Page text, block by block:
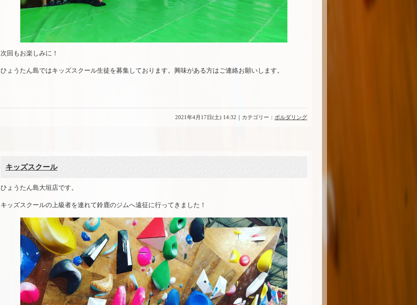
次回もお楽しみに！
ひょうたん島ではキッズスクール生徒を募集しております。興味がある方はご連絡お願いします。
2021年4月17日(土) 14:32｜カテゴリー： ボルダリング
キッズスクール
ひょうたん島大垣店です。
キッズスクールの上級者を連れて鈴鹿のジムへ遠征に行ってきました！